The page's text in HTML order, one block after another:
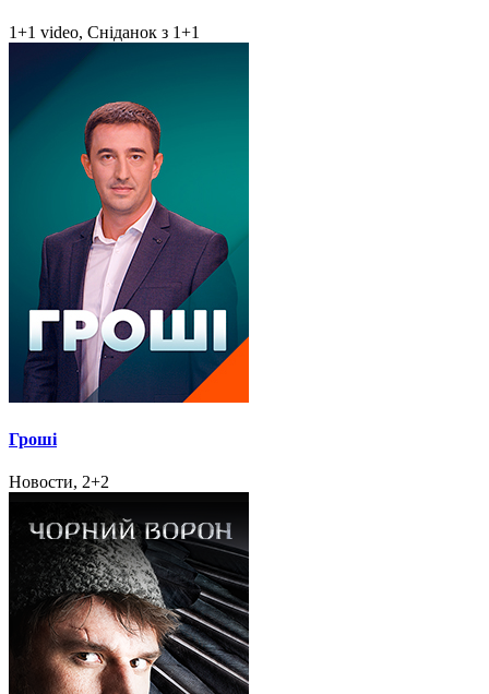
1+1 video, Сніданок з 1+1
Гроші
Новости, 2+2